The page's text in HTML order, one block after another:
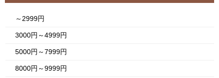
～2999円
3000円～4999円
5000円～7999円
8000円～9999円